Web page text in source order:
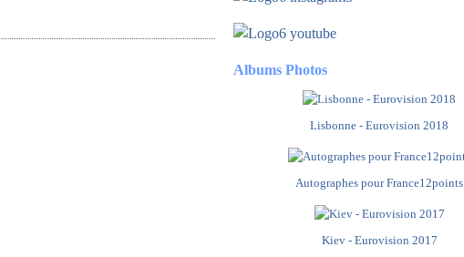
Albums Photos
Lisbonne - Eurovision 2018
Autographes pour France12points
Kiev - Eurovision 2017